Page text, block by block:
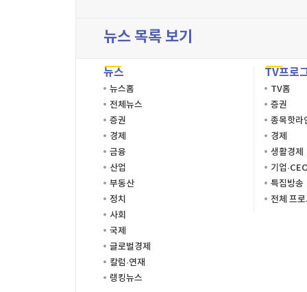
뉴스 목록 보기
뉴스
뉴스홈
전체뉴스
증권
경제
금융
산업
부동산
정치
사회
국제
글로벌경제
칼럼·연재
랭킹뉴스
TV프로
TV홈
증권
종목핫라
경제
생활경제
기업
특집방송
전체 프